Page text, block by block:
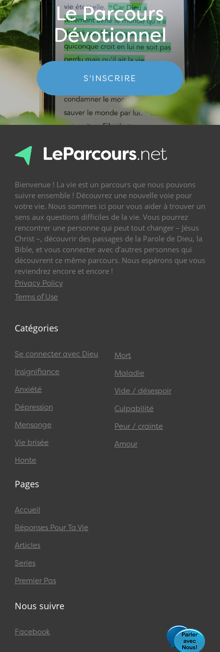
Le Parcours
Dévotionnel
S'INSCRIRE
Bienvenue ! La vie est un parcours que nous pouvons
suivre ensemble ! Découvrez une nouvelle voie pour
votre vie. Nous sommes ici pour vous aider à trouver un
sens aux questions difficiles de la vie. Vous pourrez
rencontrer une personne qui peut tout changer – Jésus
Christ –, découvrir des passages de la Parole de Dieu, la
Bible, et vous connecter avec d’autres personnes qui
découvrent ce même parcours. Nous espérons que vous
reviendrez encore et encore !
Privacy Policy
Terms of Use
Catégories
Se connecter avec Dieu
Insignifiance
Anxiété
Dépression
Mensonge
Vie brisée
Honte
Mort
Maladie
Vide / désespoir
Culpabilité
Peur / crainte
Amour
Pages
Accueil
Réponses Pour Ta Vie
Articles
Series
Premier Pas
Nous suivre
Facebook